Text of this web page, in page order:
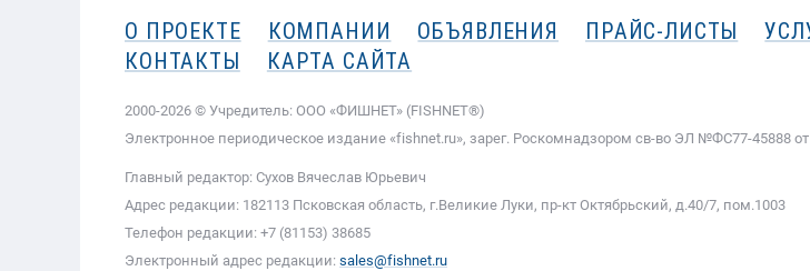
О ПРОЕКТЕ КОМПАНИИ ОБЪЯВЛЕНИЯ ПРАЙС-ЛИСТЫ
КОНТАКТЫ
КАРТА САЙТА
2000-2026 © Учредитель: ООО «ФИШНЕТ» (FISHNET®)
Электронное периодическое издание «fishnet.ru», зарег. Роскомнадзором cв-во ЭЛ №ФС77-45888 от
Главный редактор: Сухов Вячеслав Юрьевич
Адрес редакции: 182113 Псковская область, г.Великие Луки, пр-кт Октябрьский, д.40/7, пом.1003
Телефон редакции: +7 (81153) 38685
Электронный адрес редакции: sales@fishnet.ru